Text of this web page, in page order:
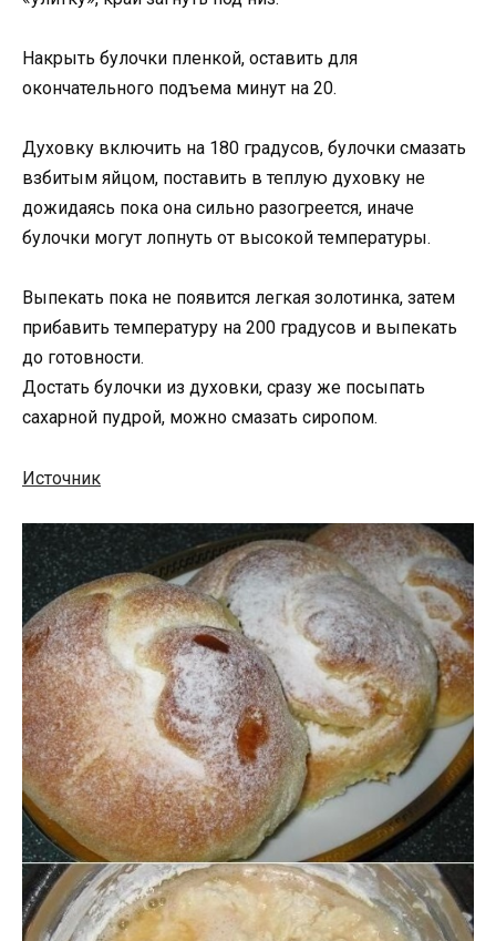
Накрыть булочки пленкой, оставить для
окончательного подъема минут на 20.
Духовку включить на 180 градусов, булочки смазать
взбитым яйцом, поставить в теплую духовку не
дожидаясь пока она сильно разогреется, иначе
булочки могут лопнуть от высокой температуры.
Выпекать пока не появится легкая золотинка, затем
прибавить температуру на 200 градусов и выпекать
до готовности.
Достать булочки из духовки, сразу же посыпать
сахарной пудрой, можно смазать сиропом.
Источник